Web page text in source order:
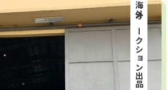
海外オークション出品